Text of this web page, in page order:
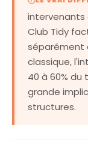
intervenants
Club Tidy
séparément
classique,
40 à 60%
grande
structures.